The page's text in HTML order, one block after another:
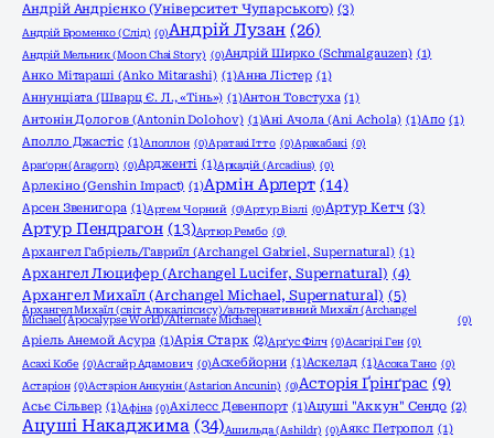
Андрій Андрієнко (Університет Чупарського) (3)
Андрій Броменко (Слід) (0)Андрій Лузан (26)
Андрій Мельник (Moon Chai Story) (0)Андрій Ширко (Schmalgauzen) (1)
Анко Мітараші (Anko Mitarashi) (1)Анна Лістер (1)
Аннунціата (Шварц Є. Л., «Тінь») (1)Антон Товстуха (1)
Антонін Дологов (Antonin Dolohov) (1)Ані Ачола (Ani Achola) (1)Апо (1)
Аполло Джастіс (1)Аполлон (0)Аратакі Ітто (0)Арахабакі (0)
Араґорн (Aragorn) (0)Ардженті (1)Аркадій (Arcadius) (0)
Арлекіно (Genshin Impact) (1)Армін Арлерт (14)
Арсен Звенигора (1)Артем Чорний (0)Артур Візлі (0)Артур Кетч (3)
Артур Пендрагон (13)Артюр Рембо (0)
Архангел Габріель/Гавриїл (Archangel Gabriel, Supernatural) (1)
Архангел Люцифер (Archangel Lucifer, Supernatural) (4)
Архангел Михаїл (Archangel Michael, Supernatural) (5)
Архангел Михаїл (світ Апокаліпсису)/альтернативний Михаїл (Archangel
Michael (Apocalypse World)/Alternate Michael)
(0)
Аріель Анемой Асура (1)Арія Старк (2)Арґус Філч (0)Асагірі Ген (0)
Асахі Кобе (0)Асгайр Адамович (0)Аскебйорни (1)Аскелад (1)Асока Тано (0)
Астаріон (0)Астаріон Анкунін (Astarion Ancunin) (0)Асторія Ґрінґрас (9)
Асьє Сільвер (1)Афіна (0)Ахілесс Девенпорт (1)Ацуші "Аккун" Сендо (2)
Ацуші Накаджима (34)Ашильда (Ashildr) (0)Аякс Петропол (1)